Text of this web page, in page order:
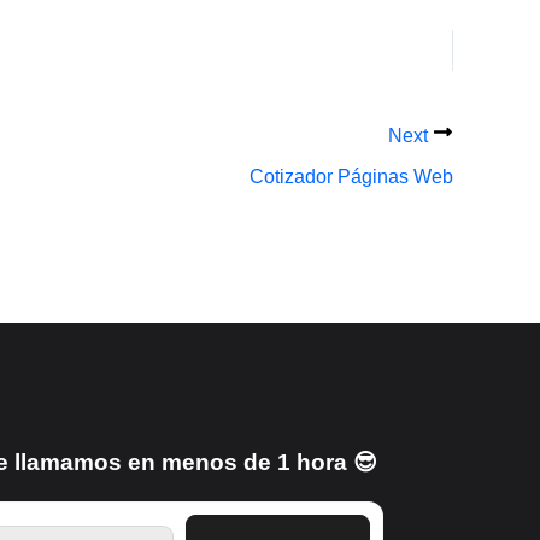
Next
Cotizador Páginas Web
llamamos en menos de 1 hora 😎